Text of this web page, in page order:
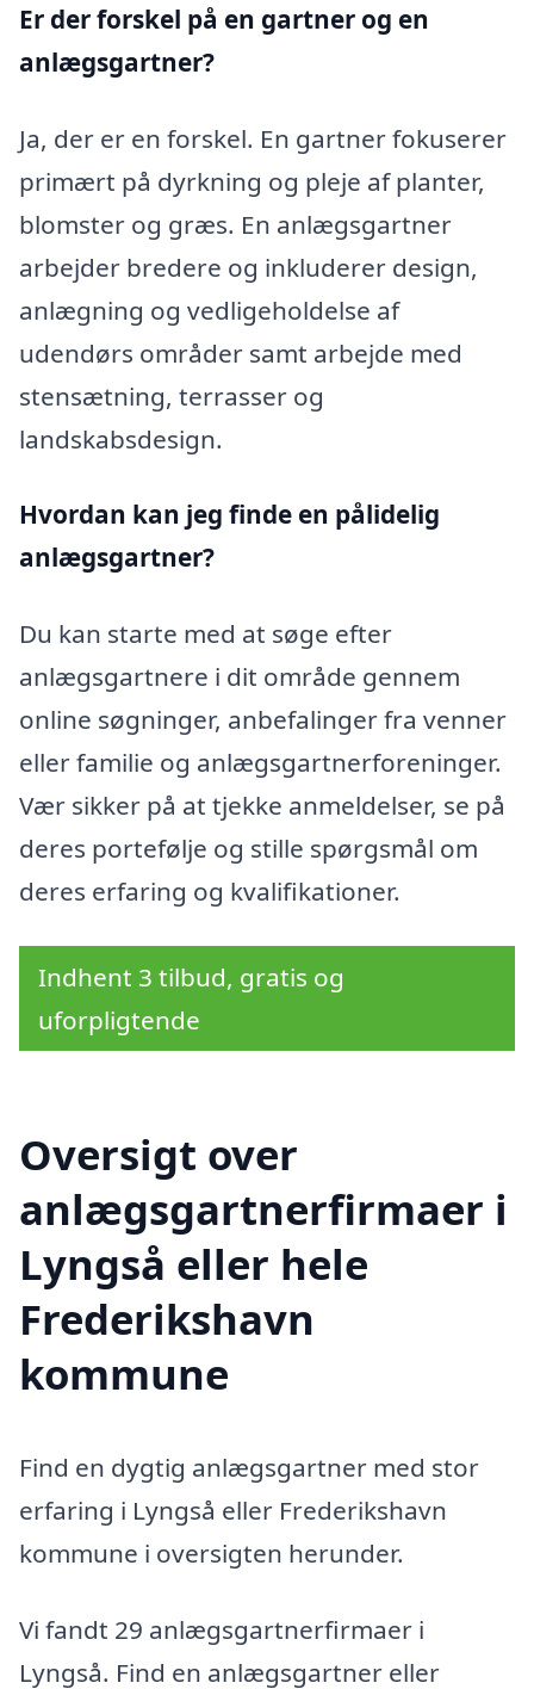
Er der forskel på en gartner og en
anlægsgartner?
Ja, der er en forskel. En gartner fokuserer
primært på dyrkning og pleje af planter,
blomster og græs. En anlægsgartner
arbejder bredere og inkluderer design,
anlægning og vedligeholdelse af
udendørs områder samt arbejde med
stensætning, terrasser og
landskabsdesign.
Hvordan kan jeg finde en pålidelig
anlægsgartner?
Du kan starte med at søge efter
anlægsgartnere i dit område gennem
online søgninger, anbefalinger fra venner
eller familie og anlægsgartnerforeninger.
Vær sikker på at tjekke anmeldelser, se på
deres portefølje og stille spørgsmål om
deres erfaring og kvalifikationer.
Indhent 3 tilbud, gratis og
uforpligtende
Oversigt over
anlægsgartnerfirmaer i
Lyngså eller hele
Frederikshavn
kommune
Find en dygtig anlægsgartner med stor
erfaring i Lyngså eller Frederikshavn
kommune i oversigten herunder.
Vi fandt 29 anlægsgartnerfirmaer i
Lyngså. Find en anlægsgartner eller